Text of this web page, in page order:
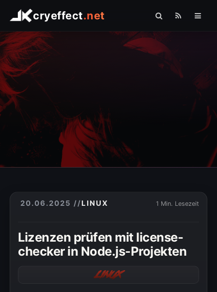
cryeffect.net
20.06.2025 //LINUX 1 Min. Lesezeit
Lizenzen prüfen mit license-
checker in Node.js-Projekten
Linux
Startseite
Shop
Arduino
Linux
Raspberry Pi
Logo Comfort
Fotografie
» PHP
» Datenschutzerklärung